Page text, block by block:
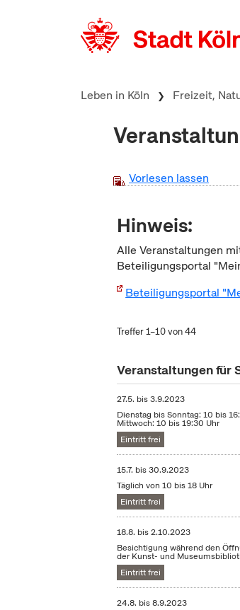
Leben in Köln Freizeit,
Vorlesen lassen
Hinweis:
Alle Veranstaltungen
Beteiligungsportal
Beteiligungsportal
Treffer 1–10 von 44
Veranstaltungen für
27.5. bis3.9.2023
Dienstag bis Sonntag: 10 bis
Mittwoch: 10 bis 19:30 Uhr
Eintritt frei
15.7. bis30.9.2023
Täglich von 10 bis 18 Uhr
Eintritt frei
18.8. bis2.10.2023
Besichtigung während den
der Kunst- und
Eintritt frei
24.8. bis8.9.2023